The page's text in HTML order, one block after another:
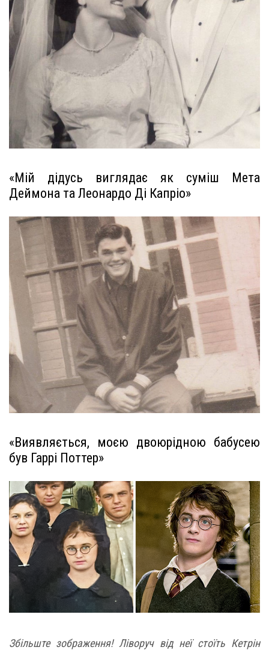
«Мій дідусь виглядає як суміш Мета
Деймона та Леонардо Ді Капріо»
«Виявляється, моєю двоюрідною бабусею
був Гаррі Поттер»
Збільште зображення! Ліворуч від неї стоїть Кетрін